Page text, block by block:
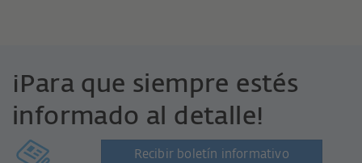
¡Para que siempre estés
informado al detalle!
Recibir boletín informativo